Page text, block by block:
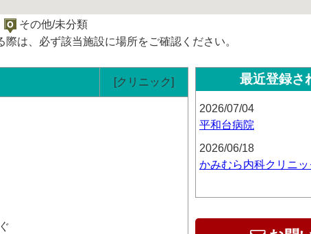
その他/未分類
は、必ず該当施設に場所をご確認ください。
[クリニック] 最近登録さ
2026/07/04
平和台病院
2026/06/18
かみむら内科クリニッ